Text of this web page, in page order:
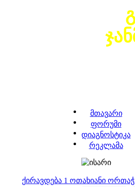
მთავარი
ფორუმი
დიაგნოსტიკა
რეკლამა
ქირავდება 1 ოთახიანი